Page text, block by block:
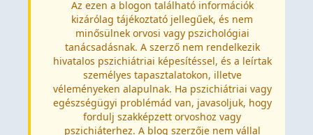
Az ezen a blogon található információk
kizárólag tájékoztató jellegűek, és nem
minősülnek orvosi vagy pszichológiai
tanácsadásnak. A szerző nem rendelkezik
hivatalos pszichiátriai képesítéssel, és a leírtak
személyes tapasztalatokon, illetve
véleményeken alapulnak. Ha pszichiátriai vagy
egészségügyi problémád van, javasoljuk, hogy
fordulj szakképzett orvoshoz vagy
pszichiáterhez. A blog szerzője nem vállal